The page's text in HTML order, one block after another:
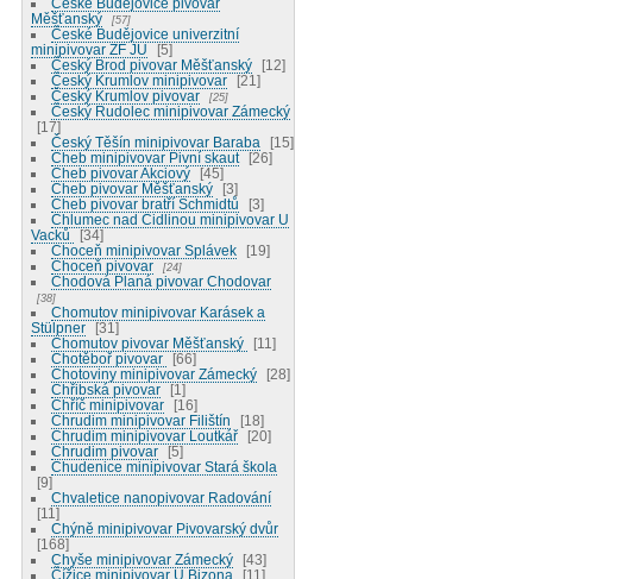
Měšťanský
57
České Budějovice univerzitní
minipivovar ZF JU
5
Český Brod pivovar Měšťanský
12
Český Krumlov minipivovar
21
Český Krumlov pivovar
25
Český Rudolec minipivovar Zámecký
17
Český Těšín minipivovar Baraba
15
Cheb minipivovar Pivní skaut
26
Cheb pivovar Akciový
45
Cheb pivovar Měšťanský
3
Cheb pivovar bratří Schmidtů
3
Chlumec nad Cidlinou minipivovar U
Vacků
34
Choceň minipivovar Splávek
19
Choceň pivovar
24
Chodová Planá pivovar Chodovar
38
Chomutov minipivovar Karásek a
Stülpner
31
Chomutov pivovar Měšťanský
11
Chotěboř pivovar
66
Chotoviny minipivovar Zámecký
28
Chřibská pivovar
1
Chříč minipivovar
16
Chrudim minipivovar Filištín
18
Chrudim minipivovar Loutkář
20
Chrudim pivovar
5
Chudenice minipivovar Stará škola
9
Chvaletice nanopivovar Radování
11
Chýně minipivovar Pivovarský dvůr
168
Chyše minipivovar Zámecký
43
Čížice minipivovar U Bizona
11